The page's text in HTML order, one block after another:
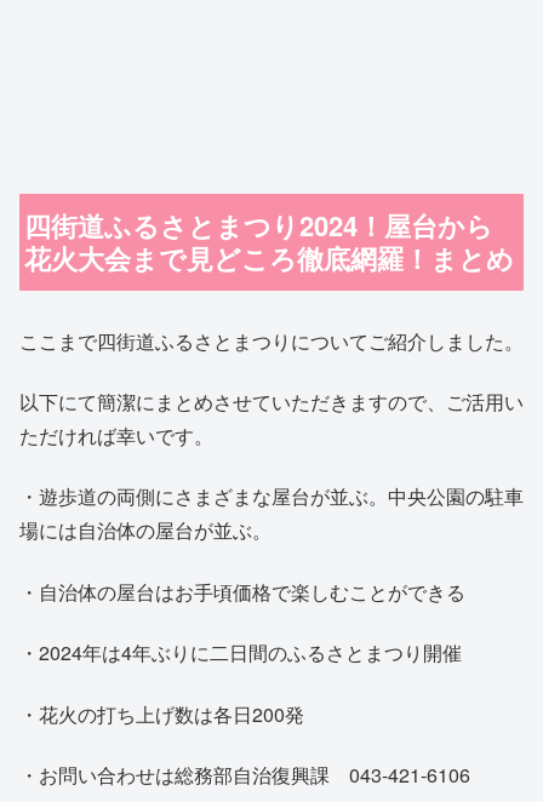
四街道ふるさとまつり2024！屋台から
花火大会まで見どころ徹底網羅！まとめ
ここまで四街道ふるさとまつりについてご紹介しました。
以下にて簡潔にまとめさせていただきますので、ご活用い
ただければ幸いです。
・遊歩道の両側にさまざまな屋台が並ぶ。中央公園の駐車
場には自治体の屋台が並ぶ。
・自治体の屋台はお手頃価格で楽しむことができる
・2024年は4年ぶりに二日間のふるさとまつり開催
・花火の打ち上げ数は各日200発
・お問い合わせは総務部自治復興課 043-421-6106